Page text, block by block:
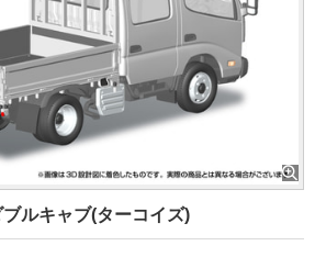
ブルキャブ(ターコイズ)